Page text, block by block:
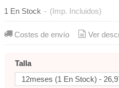
1 En Stock - (Imp. Incluidos)
Costes de envío Ver
Talla